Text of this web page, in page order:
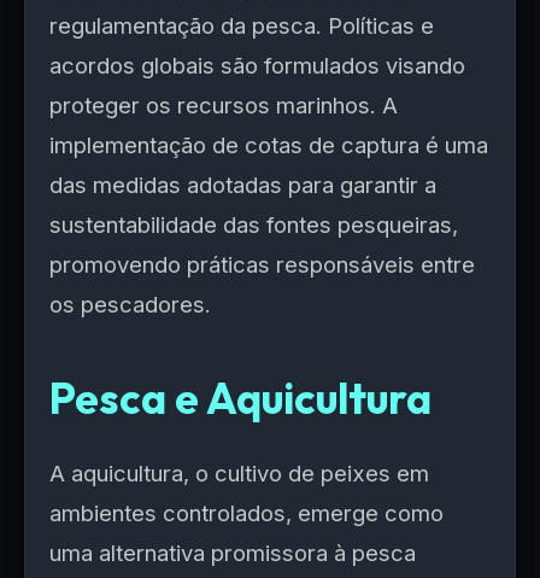
regulamentação da pesca. Políticas e
acordos globais são formulados visando
proteger os recursos marinhos. A
implementação de cotas de captura é uma
das medidas adotadas para garantir a
sustentabilidade das fontes pesqueiras,
promovendo práticas responsáveis entre
os pescadores.
Pesca e Aquicultura
A aquicultura, o cultivo de peixes em
ambientes controlados, emerge como
uma alternativa promissora à pesca